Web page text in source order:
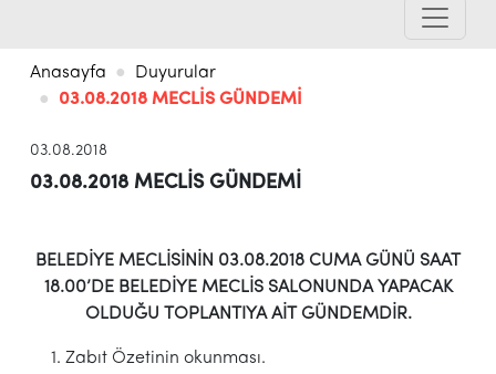
Anasayfa
Duyurular
03.08.2018 MECLİS GÜNDEMİ
03.08.2018
03.08.2018 MECLİS GÜNDEMİ
BELEDİYE MECLİSİNİN 03.08.2018 CUMA GÜNÜ SAAT
18.00’DE BELEDİYE MECLİS SALONUNDA YAPACAK
OLDUĞU TOPLANTIYA AİT GÜNDEMDİR.
Zabıt Özetinin okunması.